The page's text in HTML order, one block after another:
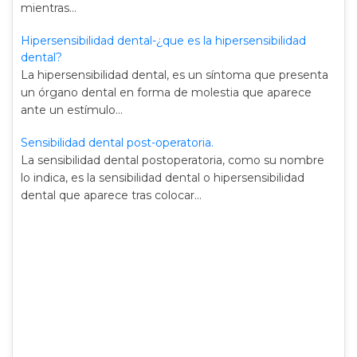
mientras…
Hipersensibilidad dental-¿que es la hipersensibilidad
dental?
La hipersensibilidad dental, es un síntoma que presenta
un órgano dental en forma de molestia que aparece
ante un estímulo…
Sensibilidad dental post-operatoria.
La sensibilidad dental postoperatoria, como su nombre
lo indica, es la sensibilidad dental o hipersensibilidad
dental que aparece tras colocar…